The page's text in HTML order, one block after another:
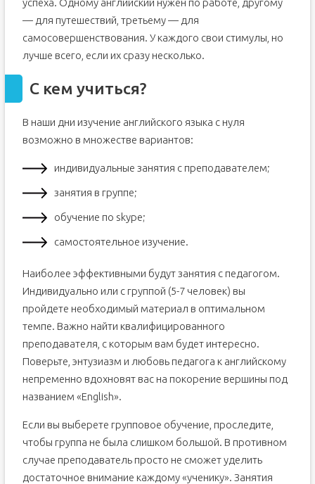
успеха. Одному английский нужен по работе, другому
— для путешествий, третьему — для
самосовершенствования. У каждого свои стимулы, но
лучше всего, если их сразу несколько.
С кем учиться?
В наши дни изучение английского языка с нуля
возможно в множестве вариантов:
индивидуальные занятия с преподавателем;
занятия в группе;
обучение по skype;
самостоятельное изучение.
Наиболее эффективными будут занятия с педагогом.
Индивидуально или с группой (5-7 человек) вы
пройдете необходимый материал в оптимальном
темпе. Важно найти квалифицированного
преподавателя, с которым вам будет интересно.
Поверьте, энтузиазм и любовь педагога к английскому
непременно вдохновят вас на покорение вершины под
названием «English».
Если вы выберете групповое обучение, проследите,
чтобы группа не была слишком большой. В противном
случае преподаватель просто не сможет уделить
достаточное внимание каждому «ученику». Занятия